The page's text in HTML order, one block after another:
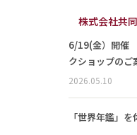
株式会社共
6/19(金）開催
クショップのご
2026.05.10
「世界年鑑」